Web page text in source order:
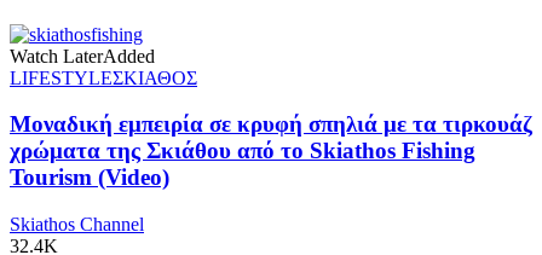
Watch LaterAdded
LIFESTYLEΣΚΙΑΘΟΣ
Μοναδική εμπειρία σε κρυφή σπηλιά με τα τιρκουάζ
χρώματα της Σκιάθου από το Skiathos Fishing
Tourism (Video)
Skiathos Channel
32.4K